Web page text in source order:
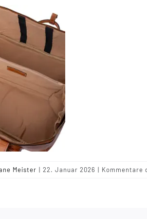
Meister | 22. Januar 2026 | Kommentare